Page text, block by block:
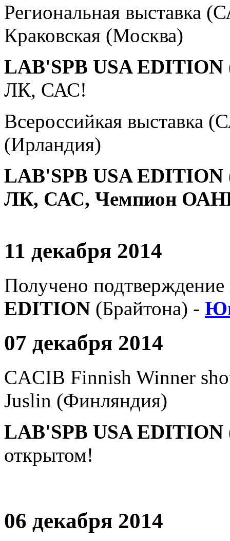
Региональная выставка
Краковская (Москва)
LAB'SPB USA EDITION
ЛК, САС!
Всероссийкая выставка
(Ирландия)
LAB'SPB USA EDITION
ЛК, САС, Чемпион
11 декабря 2014
Получено подтверждение
EDITION (Брайтона) -
07 декабря 2014
CACIB Finnish Winner
Juslin (Финляндия)
LAB'SPB USA EDITION
открытом!
06 декабря 2014